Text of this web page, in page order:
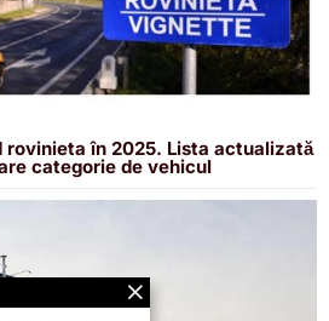
rovinieta în 2025. Lista actualizată
categorie de vehicul